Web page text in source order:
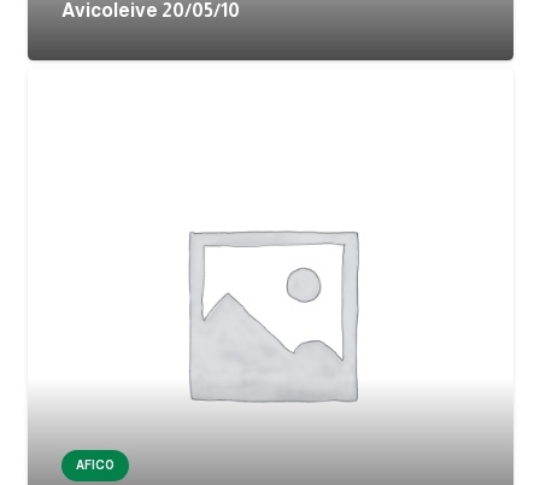
Avicoleive 20/05/10
AFICO